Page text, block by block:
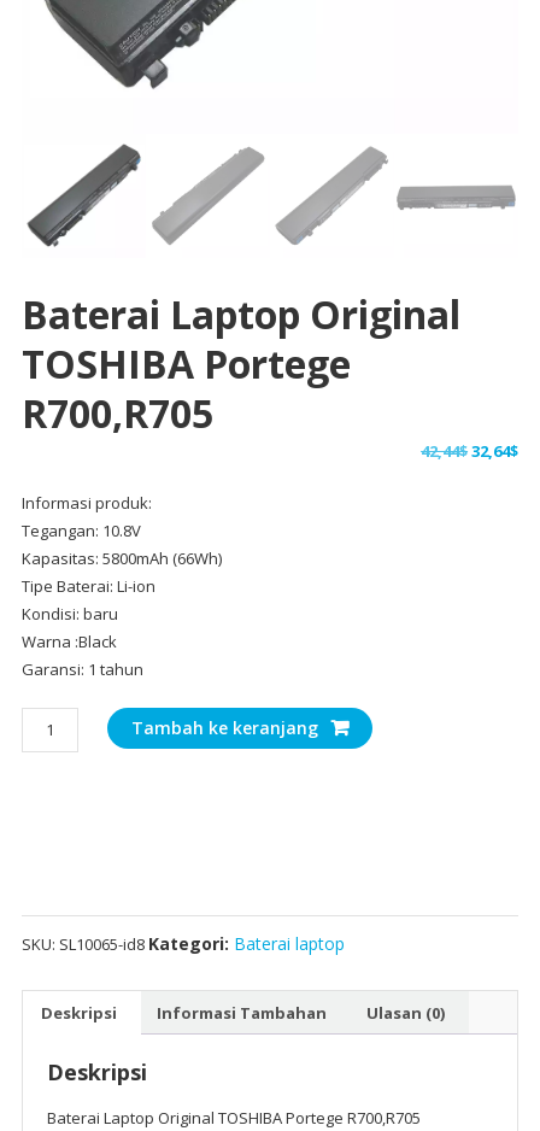
Baterai Laptop Original
TOSHIBA Portege
R700,R705
42,44$Harga
32,64$
Informasi produk:
Tegangan: 10.8V
Kapasitas: 5800mAh (66Wh)
Tipe Baterai: Li-ion
Kondisi: baru
Warna :Black
Garansi: 1 tahun
Kuantitas
Baterai
Tambah ke keranjang
SKU: SL10065-id8 Kategori: Baterai laptop
Deskripsi Informasi Tambahan Ulasan (0)
Deskripsi
Baterai Laptop Original TOSHIBA Portege R700,R705